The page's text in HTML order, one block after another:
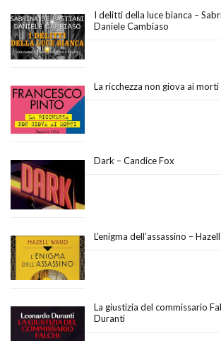
I delitti della luce bianca –
Daniele Cambiaso
La ricchezza non giova ai
Dark – Candice Fox
L’enigma dell’assassino –
La giustizia del commissario
Duranti